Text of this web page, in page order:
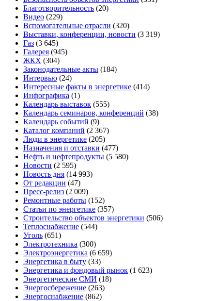
Благотворительность (20)
Видео (229)
Вспомогательные отрасли (320)
Выставки, конференции, новости (3 319)
Газ (3 645)
Галерея (945)
ЖКХ (304)
Законодательные акты (184)
Интервью (24)
Интересные факты в энергетике (414)
Инфографика (1)
Календарь выставок (555)
Календарь семинаров, конференций (38)
Календарь событий (9)
Каталог компаний (2 367)
Люди в энергетике (205)
Назначения и отставки (477)
Нефть и нефтепродукты (5 580)
Новости (2 595)
Новость дня (14 993)
От редакции (47)
Пресс-релиз (2 009)
Ремонтные работы (152)
Статьи по энергетике (357)
Строительство объектов энергетики (506)
Теплоснабжение (544)
Уголь (651)
Электротехника (300)
Электроэнергетика (6 659)
Энергетика в быту (33)
Энергетика и фондовый рынок (1 623)
Энергетические СМИ (18)
Энергосбережение (263)
Энергоснабжение (862)